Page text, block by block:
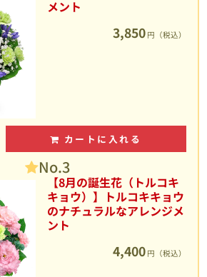
メント
3,850 円（税込）
カートに入れる
No.3
【8月の誕生花（トルコキ
キョウ）】トルコキキョウ
のナチュラルなアレンジメ
ント
4,400 円（税込）